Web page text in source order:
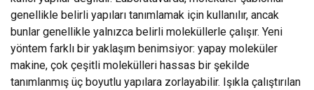
genellikle belirli yapıları tanımlamak için kullanılır, ancak
bunlar genellikle yalnızca belirli moleküllerle çalışır. Yeni
yöntem farklı bir yaklaşım benimsiyor: yapay moleküler
makine, çok çeşitli molekülleri hassas bir şekilde
tanımlanmış üç boyutlu yapılara zorlayabilir. Işıkla çalıştırılan